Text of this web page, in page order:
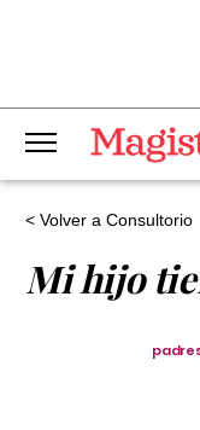
< Volver a Consultorio
Mi hijo